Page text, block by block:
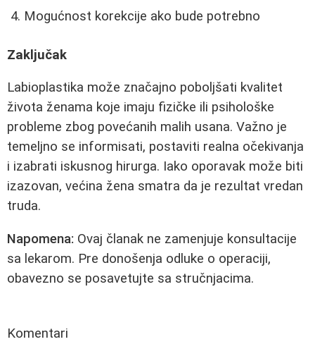
Mogućnost korekcije ako bude potrebno
Zaključak
Labioplastika može značajno poboljšati kvalitet
života ženama koje imaju fizičke ili psihološke
probleme zbog povećanih malih usana. Važno je
temeljno se informisati, postaviti realna očekivanja
i izabrati iskusnog hirurga. Iako oporavak može biti
izazovan, većina žena smatra da je rezultat vredan
truda.
Napomena: Ovaj članak ne zamenjuje konsultacije
sa lekarom. Pre donošenja odluke o operaciji,
obavezno se posavetujte sa stručnjacima.
Komentari